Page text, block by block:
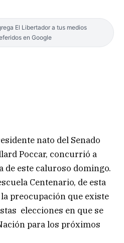
El Libertador a tus medios
en Google
nato del Senado
Poccar, concurrió a
de este caluroso domingo.
Centenario, de esta
preocupación que existe
elecciones en que se
para los próximos